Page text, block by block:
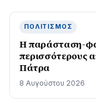
ΠΟΛΙΤΙΣΜΌΣ
Η παράσταση-
περισσότερους
Πάτρα
8 Αυγούστου 2026